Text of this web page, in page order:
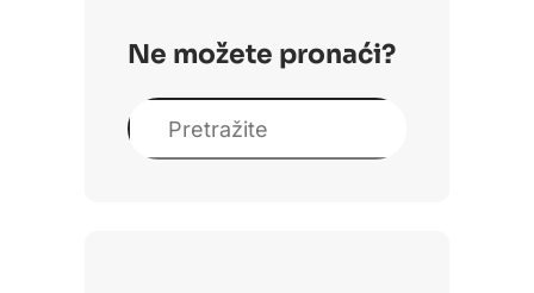
Ne možete pronaći?
S
e